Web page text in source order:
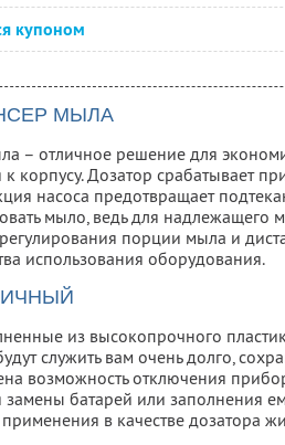
купоном
МЫЛА
– отличное решение для
корпусу. Дозатор срабатывает
насоса предотвращает
мыло, ведь для надлежащего
порции мыла и
использования оборудования.
из высокопрочного
служить вам очень долго,
возможность отключения
батарей или заполнения
в качестве дозатора